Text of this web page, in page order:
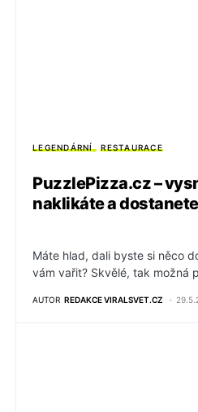
LEGENDÁRNÍ RESTAURACE
PuzzlePizza.cz –
naklikáte a
Máte hlad, dali byste si něco
vám vařit? Skvělé, tak možná
AUTOR REDAKCE VIRALSVET.CZ